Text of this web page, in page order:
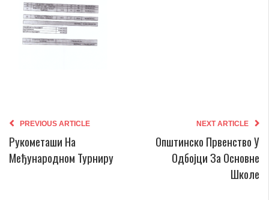
PREVIOUS ARTICLE
Рукометаши На
Међународном Турниру
NEXT ARTICLE
Општинско Првенство У
Одбојци За Основне
Школе